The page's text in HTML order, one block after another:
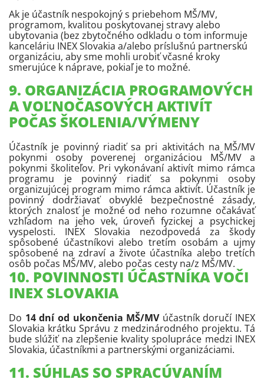
Ak je účastník nespokojný s priebehom MŠ/MV,
programom, kvalitou poskytovanej stravy alebo
ubytovania (bez zbytočného odkladu o tom informuje
kanceláriu INEX Slovakia a/alebo príslušnú partnerskú
organizáciu, aby sme mohli urobiť včasné kroky
smerujúce k náprave, pokiaľ je to možné.
9. ORGANIZÁCIA PROGRAMOVÝCH
A VOĽNOČASOVÝCH AKTIVÍT
POČAS ŠKOLENIA/VÝMENY
Účastník je povinný riadiť sa pri aktivitách na MŠ/MV
pokynmi osoby poverenej organizáciou MŠ/MV a
pokynmi školiteľov. Pri vykonávaní aktivít mimo rámca
programu je povinný riadiť sa pokynmi osoby
organizujúcej program mimo rámca aktivít. Účastník je
povinný dodržiavať obvyklé bezpečnostné zásady,
ktorých znalosť je možné od neho rozumne očakávať
vzhľadom na jeho vek, úroveň fyzickej a psychickej
vyspelosti. INEX Slovakia nezodpovedá za škody
spôsobené účastníkovi alebo tretím osobám a ujmy
spôsobené na zdraví a živote účastníka alebo tretích
osôb počas MŠ/MV, alebo počas cesty na/z MŠ/MV.
10. POVINNOSTI ÚČASTNÍKA VOČI
INEX SLOVAKIA
Do 14 dní od ukončenia MŠ/MVúčastník doručí INEX
Slovakia krátku Správu z medzinárodného projektu. Tá
bude slúžiť na zlepšenie kvality spolupráce medzi INEX
Slovakia, účastníkmi a partnerskými organizáciami.
11. SÚHLAS SO SPRACÚVANÍM